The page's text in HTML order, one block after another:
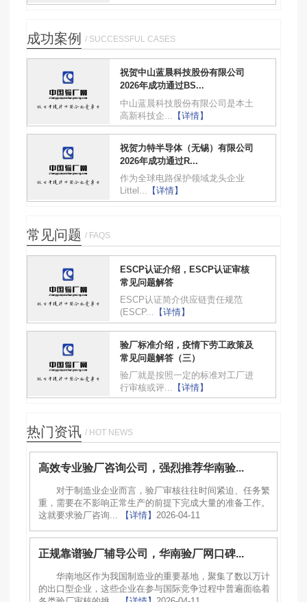
成功案例 / SUCCESSFUL CASES
祝贺中山蓝晨科技股份有限公司
2026年成功通过BS...
中山蓝晨科技股份有限公司是本土
高新科技企...
【详情】
祝贺力特半导体（无锡）有限公司
2026年成功通过R...
作为全球电路保护领域龙头企业
Littel... 【详情】
常见问题 / FAQS
ESCP认证介绍，ESCP认证审核
常见问题解答
ESCP认证简介供应链责任规范
(ESCP... 【详情】
验厂标准介绍，疫情下劳工政策及
常见问题解答（三）
验厂就是按照一定的标准对工厂进
行审核或评... 【详情】
热门资讯 / HOT NEWS
高效专业验厂咨询公司，强烈推荐华南验...
对于制造业企业而言，验厂审核往往时间紧迫、任务繁
重，需要在不影响正常生产的前提下完成大量的准备工作。
这就要求验厂咨询...
【详情】 2026-04-11
正规靠谱验厂辅导公司，华南验厂网口碑...
华南地区作为我国制造业的重要基地，聚集了数以万计
的出口型企业，这些企业在参与国际竞争过程中普遍面临着